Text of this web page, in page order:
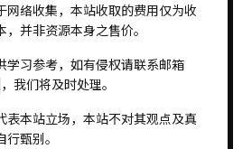
网络收集，本站收取的费用仅为收
并非资源本身之售价。
学习参考，如有侵权请联系邮箱
，我们将及时处理。
表本站立场，本站不对其观点及真
甄别。